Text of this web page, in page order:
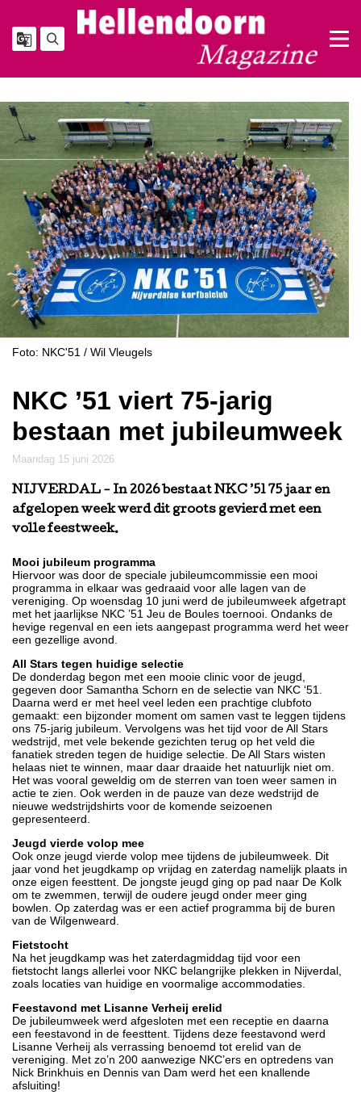
Foto: NKC'51 / Wil Vleugels
NKC ’51 viert 75-jarig
bestaan met jubileumweek
maandag 15 juni 2026
NIJVERDAL - In 2026 bestaat NKC ’51 75 jaar en
afgelopen week werd dit groots gevierd met een
volle feestweek.
Mooi jubileum programma
Hiervoor was door de speciale jubileumcommissie een mooi
programma in elkaar was gedraaid voor alle lagen van de
vereniging. Op woensdag 10 juni werd de jubileumweek afgetrapt
met het jaarlijkse NKC ’51 Jeu de Boules toernooi. Ondanks de
hevige regenval en een iets aangepast programma werd het weer
een gezellige avond.
All Stars tegen huidige selectie
De donderdag begon met een mooie clinic voor de jeugd,
gegeven door Samantha Schorn en de selectie van NKC ‘51.
Daarna werd er met heel veel leden een prachtige clubfoto
gemaakt: een bijzonder moment om samen vast te leggen tijdens
ons 75-jarig jubileum. Vervolgens was het tijd voor de All Stars
wedstrijd, met vele bekende gezichten terug op het veld die
fanatiek streden tegen de huidige selectie. De All Stars wisten
helaas niet te winnen, maar daar draaide het natuurlijk niet om.
Het was vooral geweldig om de sterren van toen weer samen in
actie te zien. Ook werden in de pauze van deze wedstrijd de
nieuwe wedstrijdshirts voor de komende seizoenen
gepresenteerd.
Jeugd vierde volop mee
Ook onze jeugd vierde volop mee tijdens de jubileumweek. Dit
jaar vond het jeugdkamp op vrijdag en zaterdag namelijk plaats in
onze eigen feesttent. De jongste jeugd ging op pad naar De Kolk
om te zwemmen, terwijl de oudere jeugd onder meer ging
bowlen. Op zaterdag was er een actief programma bij de buren
van de Wilgenweard.
Fietstocht
Na het jeugdkamp was het zaterdagmiddag tijd voor een
fietstocht langs allerlei voor NKC belangrijke plekken in Nijverdal,
zoals locaties van huidige en voormalige accommodaties.
Feestavond met Lisanne Verheij erelid
De jubileumweek werd afgesloten met een receptie en daarna
een feestavond in de feesttent. Tijdens deze feestavond werd
Lisanne Verheij als verrassing benoemd tot erelid van de
vereniging. Met zo’n 200 aanwezige NKC’ers en optredens van
Nick Brinkhuis en Dennis van Dam werd het een knallende
afsluiting!